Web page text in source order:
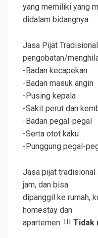
yang memiliki yang
didalam bidangnya.
Jasa Pijat
pengobatan/
-Badan kecapekan
-Badan masuk angin
-Pusing kepala
-Sakit perut dan
-Badan pegal-pegal
-Serta otot kaku
-Punggung pegal-
Jasa pijat
jam, dan bisa
dipanggil ke rumah,
homestay dan
apartemen. !!! Tidak